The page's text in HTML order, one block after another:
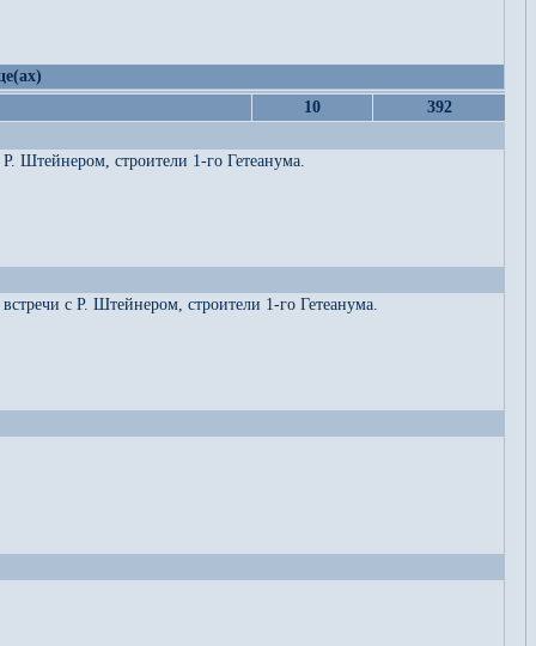
10
392
Штейнером, строители 1-го Гетеанума.
с Р. Штейнером, строители 1-го Гетеанума.